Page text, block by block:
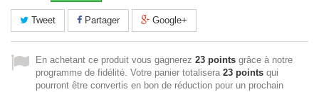
Tweet Partager Google+
En achetant ce produit vous gagnerez 23 points grâce à notre
programme de fidélité. Votre panier totalisera 23 points qui
pourront être convertis en bon de réduction pour un prochain